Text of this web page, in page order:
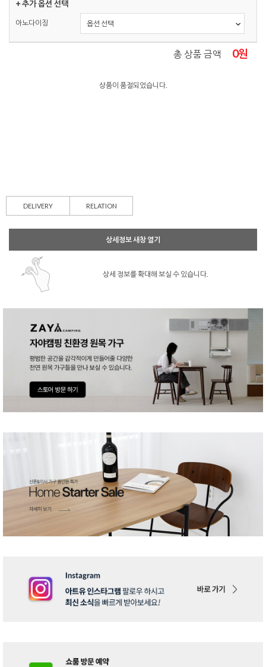
+ 추가 옵션 선택
아노다이징
총 상품 금액 0원
상품이 품절되었습니다.
DELIVERY RELATION
상세정보 새창 열기
상세 정보를 확대해 보실 수 있습니다.